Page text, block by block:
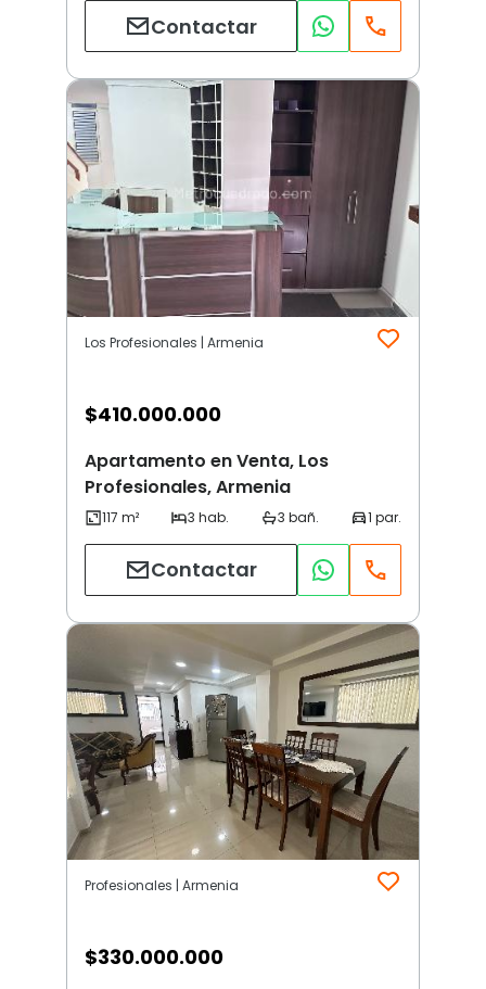
Contactar
Los Profesionales | Armenia
$410.000.000
Apartamento en Venta, Los
Profesionales, Armenia
Contactar
Profesionales | Armenia
$330.000.000